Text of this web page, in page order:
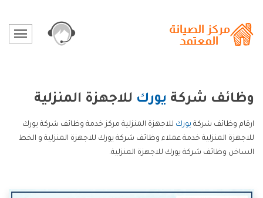
وظائف شركة يورك للاجهزة المنزلية
ارقام وظائف شركة يورك للاجهزة المنزلية مركز خدمة وظائف شركة يورك
للاجهزة المنزلية خدمة عملاء وظائف شركة يورك للاجهزة المنزلية و الخط
الساخن وظائف شركة يورك للاجهزة المنزلية.